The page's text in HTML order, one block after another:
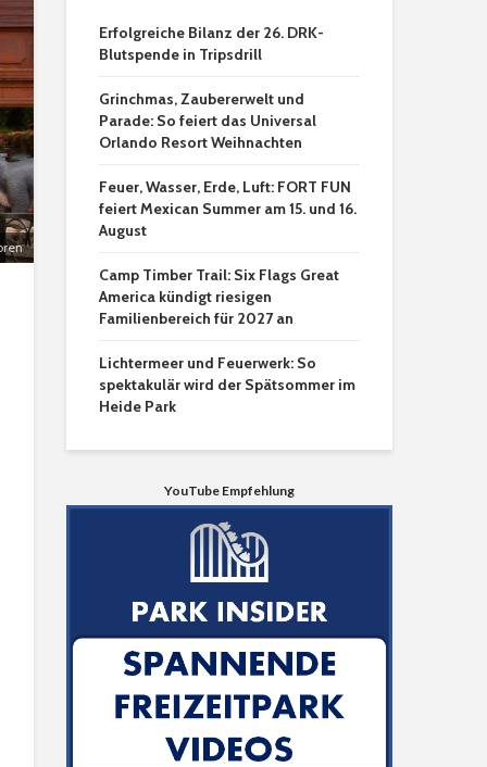
Erfolgreiche Bilanz der 26. DRK-
Blutspende in Tripsdrill
Grinchmas, Zaubererwelt und
Parade: So feiert das Universal
Orlando Resort Weihnachten
Feuer, Wasser, Erde, Luft: FORT FUN
feiert Mexican Summer am 15. und 16.
August
Camp Timber Trail: Six Flags Great
America kündigt riesigen
Familienbereich für 2027 an
Lichtermeer und Feuerwerk: So
spektakulär wird der Spätsommer im
Heide Park
YouTube Empfehlung